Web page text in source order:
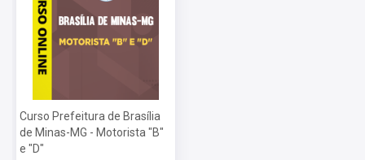
Curso Prefeitura de Brasília
de Minas-MG - Motorista "B"
e "D"